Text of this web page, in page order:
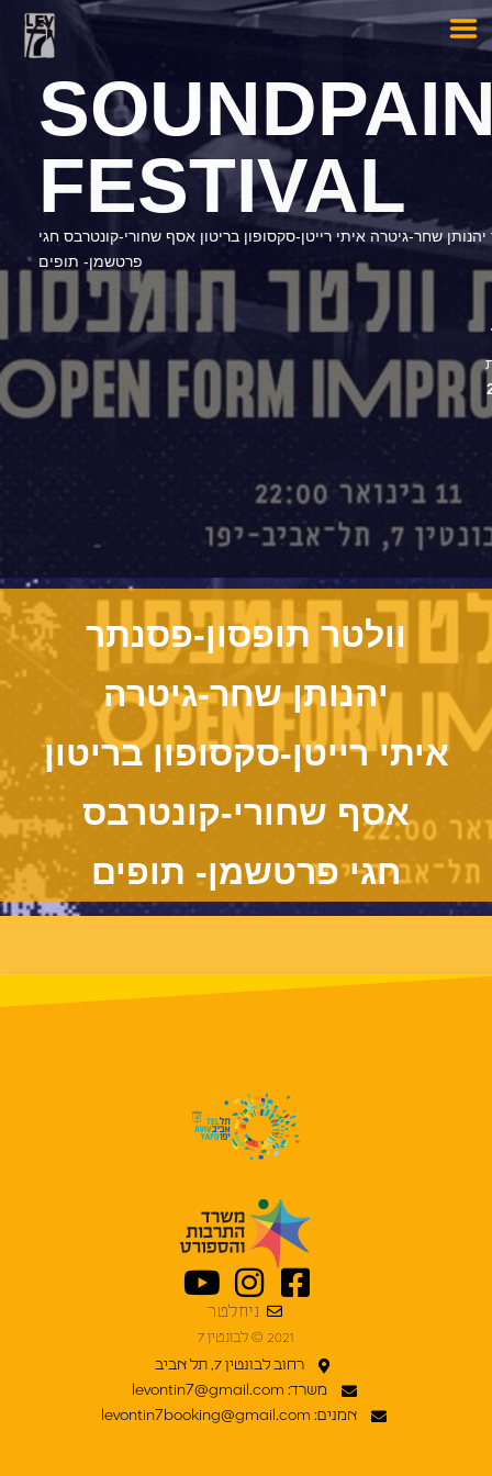
FESTIVAL
שחר-גיטרה איתי רייטן-סקסופון בריטון אסף שחורי-קונטרבס חגי
פרטשמן- תופים
וולטר תופסון-פסנתר
יהנותן שחר-גיטרה
איתי רייטן-סקסופון בריטון
אסף שחורי-קונטרבס
חגי פרטשמן- תופים
רחוב לבונטין 7, תל אביב
משרד: levontin7@gmail.com
אמנים: levontin7booking@gmail.com
ניוזלטר
2021 © לבונטין 7